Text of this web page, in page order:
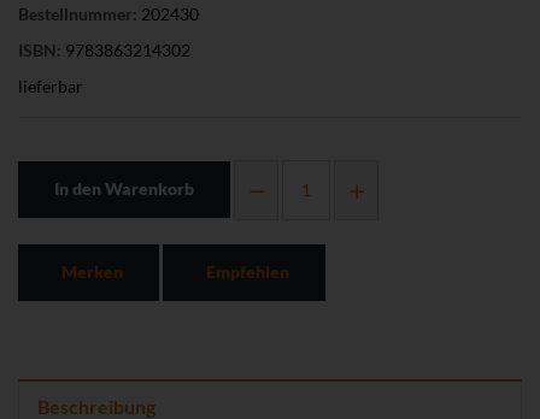
Bestellnummer: 202430
ISBN: 9783863214302
lieferbar
In den Warenkorb
Merken Empfehlen
Beschreibung